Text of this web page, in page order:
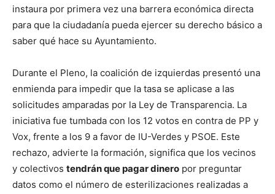
instaura por primera vez una barrera económica directa
para que la ciudadanía pueda ejercer su derecho básico a
saber qué hace su Ayuntamiento.
Durante el Pleno, la coalición de izquierdas presentó una
enmienda para impedir que la tasa se aplicase a las
solicitudes amparadas por la Ley de Transparencia. La
iniciativa fue tumbada con los 12 votos en contra de PP y
Vox, frente a los 9 a favor de IU-Verdes y PSOE. Este
rechazo, advierte la formación, significa que los vecinos
y colectivos tendrán que pagar dinero por preguntar
datos como el número de esterilizaciones realizadas a